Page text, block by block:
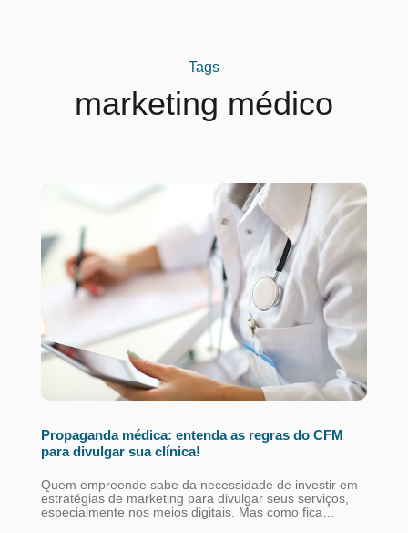
Tags
marketing médico
Propaganda médica: entenda as regras do CFM
para divulgar sua clínica!
Quem empreende sabe da necessidade de investir em
estratégias de marketing para divulgar seus serviços,
especialmente nos meios digitais. Mas como fica…